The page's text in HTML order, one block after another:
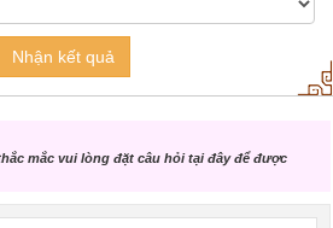
Nhận kết quả
mắc vui lòng đặt câu hỏi tại đây để được